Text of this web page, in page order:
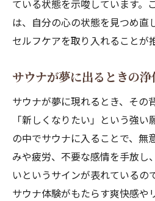
ている状態を示唆しています。
は、自分の心の状態を見つめ直
セルフケアを取り入れることが
サウナが夢に出るときの
サウナが夢に現れるとき、その
「新しくなりたい」という強
の中でサウナに入ることで、無
みや疲労、不要な感情を手放し
いというサインが表れているの
サウナ体験がもたらす爽快感や